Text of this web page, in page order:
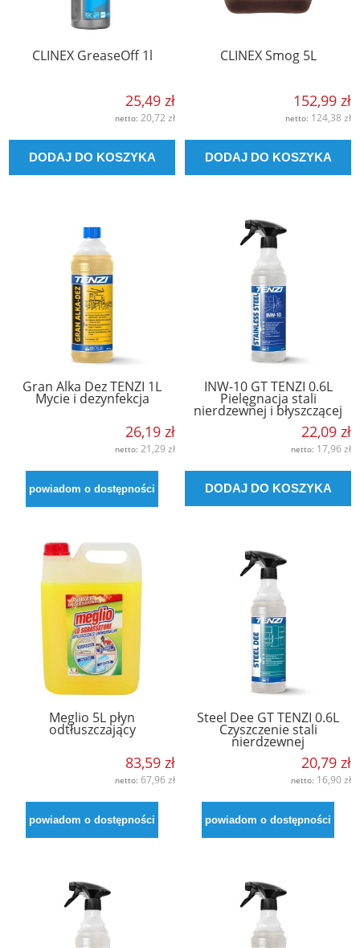
CLINEX GreaseOff 1l
25,49 zł
netto: 20,72 zł
DODAJ DO KOSZYKA
CLINEX Smog 5L
152,99 zł
netto: 124,38 zł
DODAJ DO KOSZYKA
Gran Alka Dez TENZI 1L
Mycie i dezynfekcja
26,19 zł
netto: 21,29 zł
powiadom o dostępności
INW-10 GT TENZI 0.6L
Pielęgnacja stali
nierdzewnej i błyszczącej
22,09 zł
netto: 17,96 zł
DODAJ DO KOSZYKA
Meglio 5L płyn
odtłuszczający
83,59 zł
netto: 67,96 zł
powiadom o dostępności
Steel Dee GT TENZI 0.6L
Czyszczenie stali
nierdzewnej
20,79 zł
netto: 16,90 zł
powiadom o dostępności